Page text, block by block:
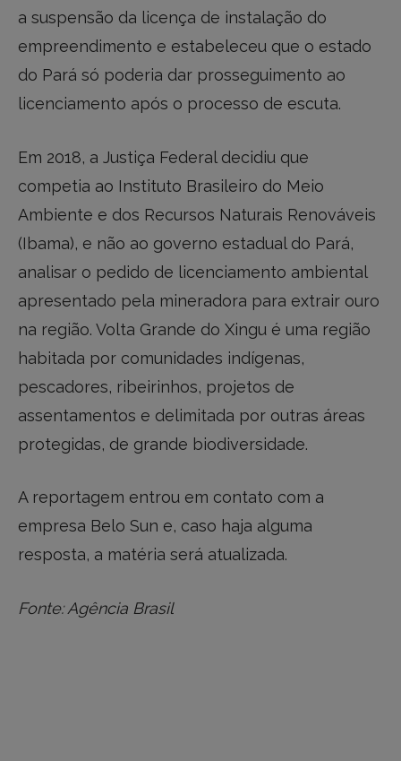
a suspensão da licença de instalação do
empreendimento e estabeleceu que o estado
do Pará só poderia dar prosseguimento ao
licenciamento após o processo de escuta.
Em 2018, a Justiça Federal decidiu que
competia ao Instituto Brasileiro do Meio
Ambiente e dos Recursos Naturais Renováveis
(Ibama), e não ao governo estadual do Pará,
analisar o pedido de licenciamento ambiental
apresentado pela mineradora para extrair ouro
na região. Volta Grande do Xingu é uma região
habitada por comunidades indígenas,
pescadores, ribeirinhos, projetos de
assentamentos e delimitada por outras áreas
protegidas, de grande biodiversidade.
A reportagem entrou em contato com a
empresa Belo Sun e, caso haja alguma
resposta, a matéria será atualizada.
Fonte: Agência Brasil